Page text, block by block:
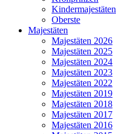
Kindermajestäten
Oberste
Majestäten
Majestäten 2026
Majestäten 2025
Majestäten 2024
Majestäten 2023
Majestäten 2022
Majestäten 2019
Majestäten 2018
Majestäten 2017
Majestäten 2016